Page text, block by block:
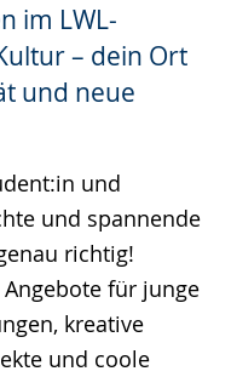
im LWL-
– dein Ort
und neue
und
und spannende
richtig!
für junge
kreative
und coole